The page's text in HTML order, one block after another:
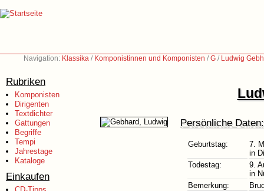
Navigation: Klassika / Komponistinnen und Komponisten /G / Ludwig
Rubriken
Komponisten
Dirigenten
Textdichter
Gattungen
Begriffe
Tempi
Jahrestage
Kataloge
Einkaufen
Persönliche Daten:
Geburtstag:
7.
in
Todestag:
9.
in
Bemerkung: